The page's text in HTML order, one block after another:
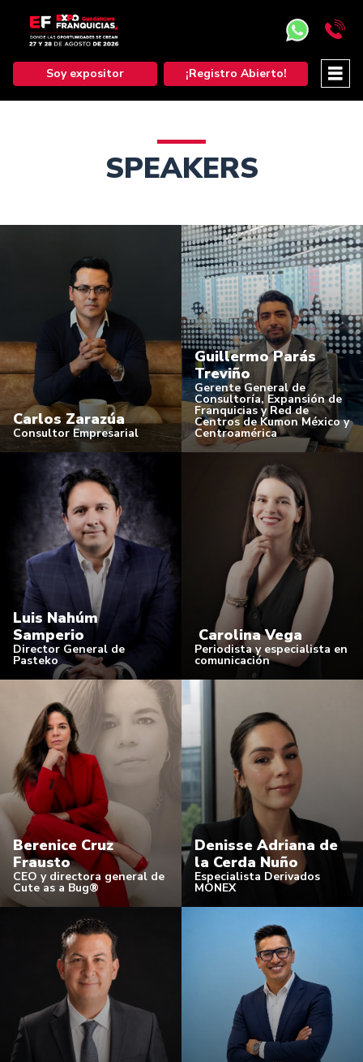
Soy expositor ¡Registro Abierto!
SPEAKERS
Carlos Zarazúa
Consultor Empresarial
Guillermo Parás
Treviño
Gerente General de
Consultoría, Expansión de
Franquicias y Red de
Centros de Kumon México y
Centroamérica
Luis Nahúm
Samperio
Director General de
Pasteko
Carolina Vega
Periodista y especialista en
comunicación
Berenice Cruz
Frausto
CEO y directora general de
Cute as a Bug®
Denisse Adriana de
la Cerda Nuño
Especialista Derivados
MONEX